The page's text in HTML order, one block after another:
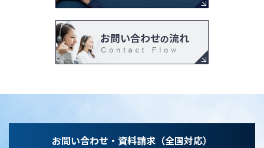
お問い合わせ・資料請求（全国対応）